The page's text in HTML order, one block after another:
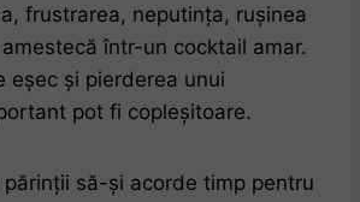
frustrarea, neputința, rușinea
într-un cocktail amar.
eșec și pierderea unui
pot fi copleșitoare.
părinții să-și acorde timp pentru